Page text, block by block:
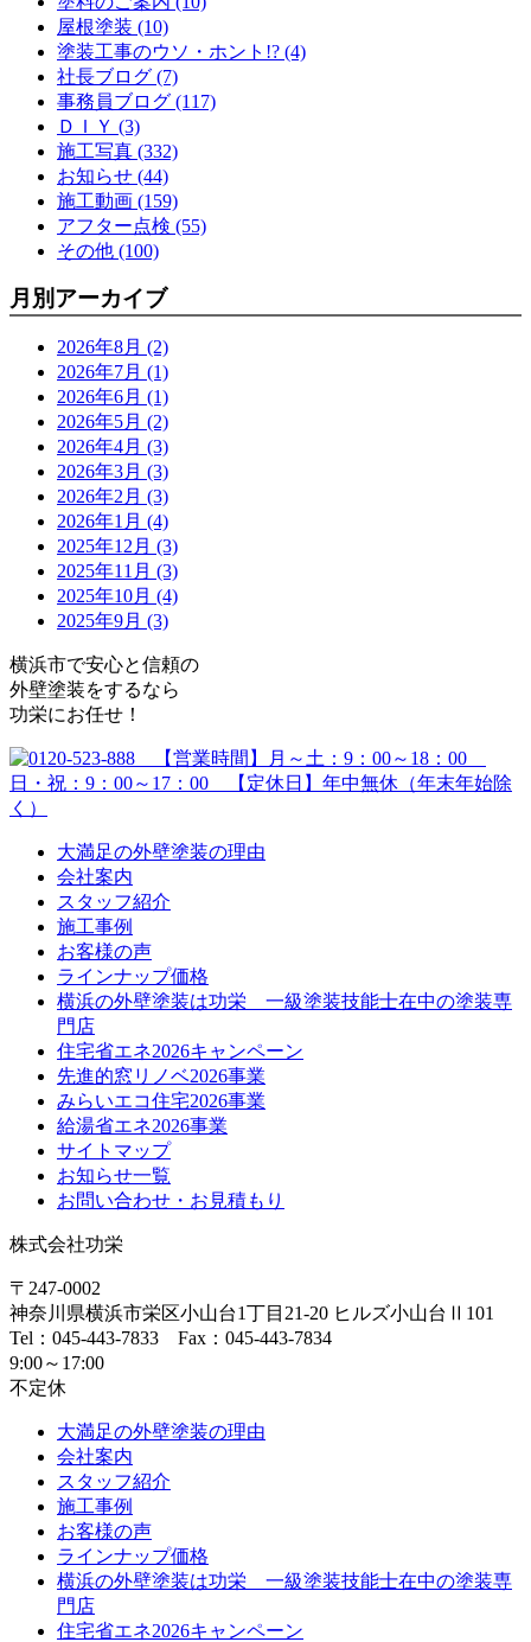
屋根塗装 (10)
塗装工事のウソ・ホント!? (4)
社長ブログ (7)
事務員ブログ (117)
ＤＩＹ (3)
施工写真 (332)
お知らせ (44)
施工動画 (159)
アフター点検 (55)
その他 (100)
月別アーカイブ
2026年8月 (2)
2026年7月 (1)
2026年6月 (1)
2026年5月 (2)
2026年4月 (3)
2026年3月 (3)
2026年2月 (3)
2026年1月 (4)
2025年12月 (3)
2025年11月 (3)
2025年10月 (4)
2025年9月 (3)
横浜市で安心と信頼の
外壁塗装をするなら
功栄にお任せ！
大満足の外壁塗装の理由
会社案内
スタッフ紹介
施工事例
お客様の声
ラインナップ価格
横浜の外壁塗装は功栄 一級塗装技能士在中の塗装専
門店
住宅省エネ2026キャンペーン
先進的窓リノベ2026事業
みらいエコ住宅2026事業
給湯省エネ2026事業
サイトマップ
お知らせ一覧
お問い合わせ・お見積もり
株式会社功栄
〒247-0002
神奈川県横浜市栄区小山台1丁目21-20 ヒルズ小山台Ⅱ101
Tel：045-443-7833 Fax：045-443-7834
9:00～17:00
不定休
大満足の外壁塗装の理由
会社案内
スタッフ紹介
施工事例
お客様の声
ラインナップ価格
横浜の外壁塗装は功栄 一級塗装技能士在中の塗装専
門店
住宅省エネ2026キャンペーン